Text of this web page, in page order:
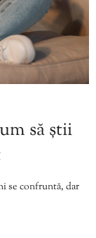
să știi
se confruntă, dar